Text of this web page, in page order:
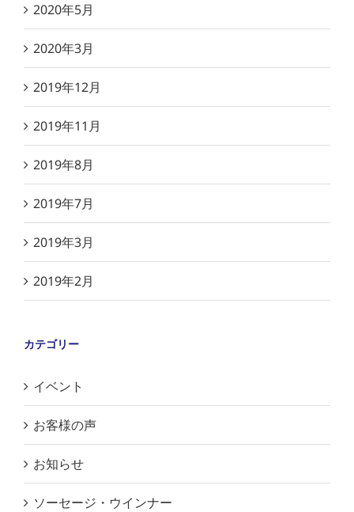
2020年5月
2020年3月
2019年12月
2019年11月
2019年8月
2019年7月
2019年3月
2019年2月
カテゴリー
イベント
お客様の声
お知らせ
ソーセージ・ウインナー